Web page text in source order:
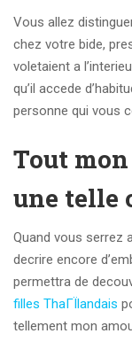
Vous allez
chez votre bide,
voletaient a
qu’il accede
personne qui vous
Tout
une telle
Quand vous serrez
decrire encore
permettra de
filles ThaГЇlandais
tellement mon